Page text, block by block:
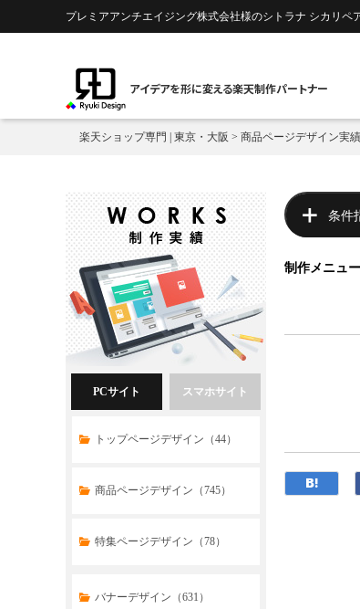
プレミアアンチエイジング株式会社様のシトラナ シカリ
アイデアを形に変える楽天制作パートナー
楽天ショップ専門 | 東京・大阪 > 商品ページデザイン実績
条件
制作メニュー
PCサイト
トップページデザイン（44）
商品ページデザイン（745）
特集ページデザイン（78）
スマホサイト
トップページデザイン（32）
バナーデザイン（631）